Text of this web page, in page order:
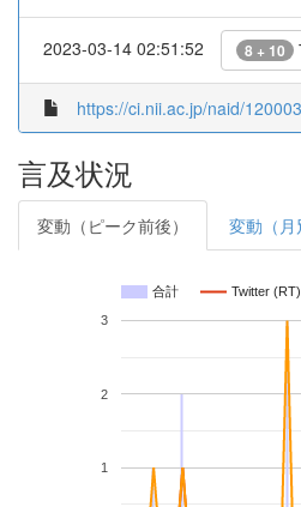
2023-03-14 02:51:52 8 + 10
https://ci.nii.ac.jp/naid/
言及状況
変動（ピーク前後） 変動（月
合計 Twitter (RT)
1
2
3